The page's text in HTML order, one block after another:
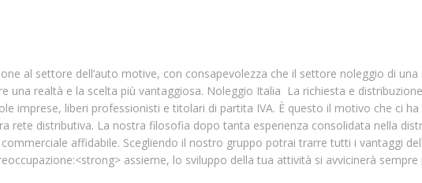
al settore dell’auto motive, con consapevolezza che il settore noleggio di
una realtà e la scelta più vantaggiosa. Noleggio Italia La richiesta e
imprese, liberi professionisti e titolari di partita IVA. È questo il motivo che ci
rete distributiva. La nostra filosofia dopo tanta esperienza consolidata nella
affidabile. Scegliendo il nostro gruppo potrai trarre tutti i vantaggi
assieme, lo sviluppo della tua attività si avvicinerà